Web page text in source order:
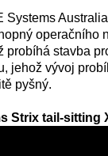
Systems
operačního
probíhá stavba
jehož vývoj
pyšný.
Strix tail-sitting